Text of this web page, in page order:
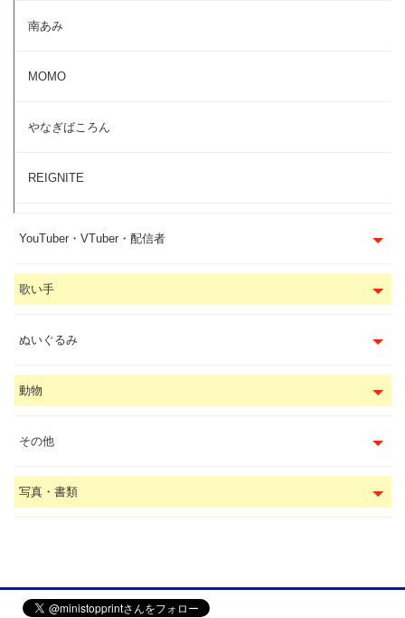
南あみ
MOMO
やなぎばころん
REIGNITE
YouTuber・VTuber・配信者
歌い手
ぬいぐるみ
動物
その他
写真・書類